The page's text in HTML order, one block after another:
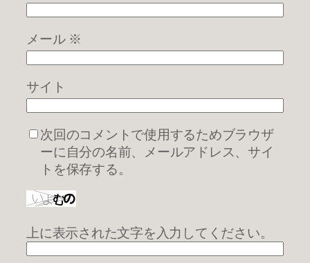
メール ※
サイト
次回のコメントで使用するためブラウザ
ーに自分の名前、メールアドレス、サイ
トを保存する。
上に表示された文字を入力してください。